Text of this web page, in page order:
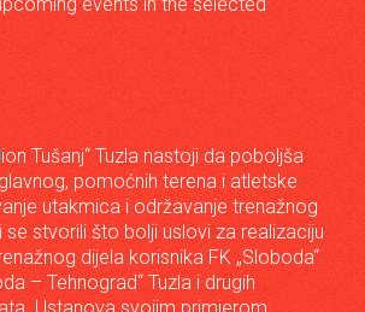
Tušanj“ Tuzla nastoji da poboljša
pomoćnih terena i atletske
utakmica i održavanje trenažnog
stvorili što bolji uslovi za realizaciju
dijela korisnika FK „Sloboda“
– Tehnograd“ Tuzla i drugih